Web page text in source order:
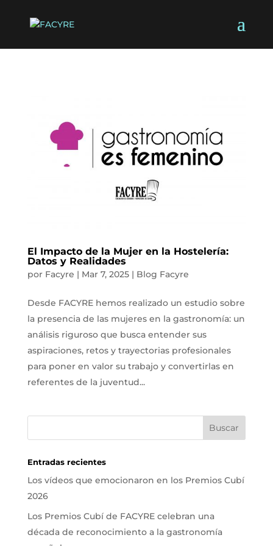
El Impacto de la Mujer en la Hostelería:
Datos y Realidades
por Facyre | Mar 7, 2025| Blog Facyre
Desde FACYRE hemos realizado un estudio sobre
la presencia de las mujeres en la gastronomía: un
análisis riguroso que busca entender sus
aspiraciones, retos y trayectorias profesionales
para poner en valor su trabajo y convertirlas en
referentes de la juventud...
Entradas recientes
Los vídeos que emocionaron en los Premios Cubí
2026
Los Premios Cubí de FACYRE celebran una
década de reconocimiento a la gastronomía